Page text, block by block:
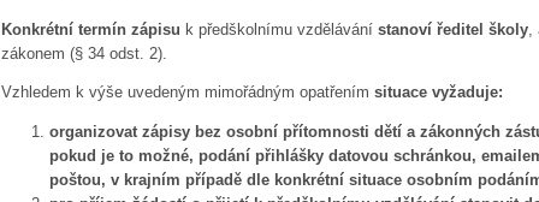
Konkrétní termín zápisu k předškolnímu vzdělávání stanoví ředitel školy,
zákonem (§ 34 odst. 2).
Vzhledem k výše uvedeným mimořádným opatřením situace vyžaduje:
organizovat zápisy bez osobní přítomnosti dětí a zákonných
pokud je to možné, podání přihlášky datovou schránkou,
poštou, v krajním případě dle konkrétní situace osobním